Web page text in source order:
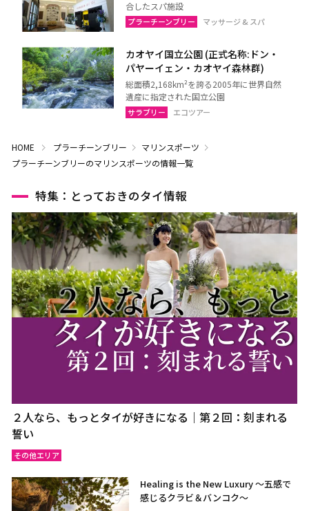
合したスパ施設
プラーチーンブリー マッサージ & スパ
カオヤイ国立公園 (正式名称:ドン・
パヤーイェン・カオヤイ森林群)
総面積2,168km²を誇る2005年に世界自然
遺産に指定された国立公園
サラブリー エコツアー
HOME プラーチーンブリー
マリンスポーツ
プラーチーンブリーのマリンスポーツの情報一覧
特集：とっておきのタイ情報
２人なら、もっとタイが好きになる｜第２回：刻まれる
誓い
その他エリア
Healing is the New Luxury ～五感で
感じるクラビ＆バンコク～